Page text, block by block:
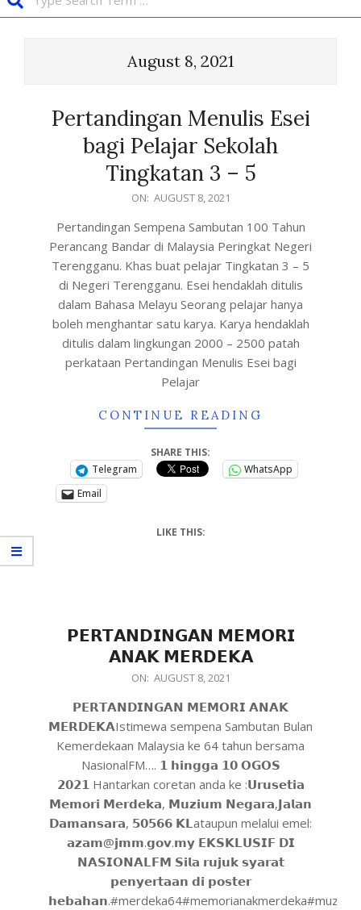
August 8, 2021
Pertandingan Menulis Esei
bagi Pelajar Sekolah
Tingkatan 3 – 5
ON: AUGUST 8, 2021
Pertandingan Sempena Sambutan 100 Tahun
Perancang Bandar di Malaysia Peringkat Negeri
Terengganu. Khas buat pelajar Tingkatan 3 – 5
di Negeri Terengganu. Esei hendaklah ditulis
dalam Bahasa Melayu Seorang pelajar hanya
boleh menghantar satu karya. Karya hendaklah
ditulis dalam lingkungan 2000 – 2500 patah
perkataan Pertandingan Menulis Esei bagi
Pelajar
CONTINUE READING
SHARE THIS:
Telegram
WhatsApp
Email
LIKE THIS:
𝗣𝗘𝗥𝗧𝗔𝗡𝗗𝗜𝗡𝗚𝗔𝗡 𝗠𝗘𝗠𝗢𝗥𝗜
𝗔𝗡𝗔𝗞 𝗠𝗘𝗥𝗗𝗘𝗞𝗔
ON: AUGUST 8, 2021
𝗣𝗘𝗥𝗧𝗔𝗡𝗗𝗜𝗡𝗚𝗔𝗡 𝗠𝗘𝗠𝗢𝗥𝗜 𝗔𝗡𝗔𝗞
𝗠𝗘𝗥𝗗𝗘𝗞𝗔Istimewa sempena Sambutan Bulan
Kemerdekaan Malaysia ke 64 tahun bersama
NasionalFM…. 𝟭 𝗵𝗶𝗻𝗴𝗴𝗮 𝟭𝟬 𝗢𝗚𝗢𝗦
𝟮𝟬𝟮𝟭 Hantarkan coretan anda ke :𝗨𝗿𝘂𝘀𝗲𝘁𝗶𝗮
𝗠𝗲𝗺𝗼𝗿𝗶 𝗠𝗲𝗿𝗱𝗲𝗸𝗮, 𝗠𝘂𝘇𝗶𝘂𝗺 𝗡𝗲𝗴𝗮𝗿𝗮,𝗝𝗮𝗹𝗮𝗻
𝗗𝗮𝗺𝗮𝗻𝘀𝗮𝗿𝗮, 𝟱𝟬𝟱𝟲𝟲 𝗞𝗟ataupun melalui emel:
𝗮𝘇𝗮𝗺@𝗷𝗺𝗺.𝗴𝗼𝘃.𝗺𝘆 𝗘𝗞𝗦𝗞𝗟𝗨𝗦𝗜𝗙 𝗗𝗜
𝗡𝗔𝗦𝗜𝗢𝗡𝗔𝗟𝗙𝗠 𝗦𝗶𝗹𝗮 𝗿𝘂𝗷𝘂𝗸 𝘀𝘆𝗮𝗿𝗮𝘁
𝗽𝗲𝗻𝘆𝗲𝗿𝘁𝗮𝗮𝗻 𝗱𝗶 𝗽𝗼𝘀𝘁𝗲𝗿